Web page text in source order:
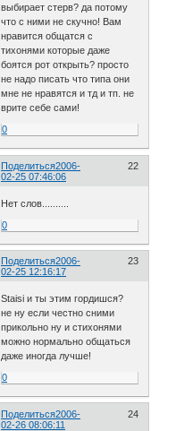
выбирает стерв? да потому
что с ними не скучно! Вам
нравится общатся с
тихонями которые даже
боятся рот открыть? просто
не надо писать что типа они
мне не нравятся и тд и тп. не
врите себе сами!
0
Поделиться 22
2006-
02-25 07:46:06
Нет слов..........
0
Поделиться 23
2006-
02-25 12:16:17
Staisi и ты этим гордишся?
не ну если честно сними
прикольно ну и стихонями
можно нормально общаться
даже иногда лучше!
0
Поделиться 24
2006-
02-26 08:06:11